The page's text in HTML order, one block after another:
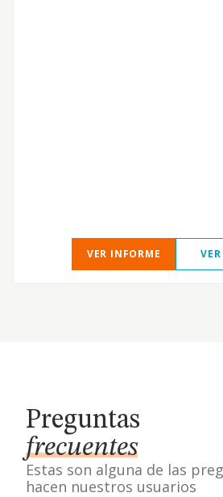
VER INFORME
Preguntas
frecuentes
Estas son alguna de las
hacen nuestros usuarios